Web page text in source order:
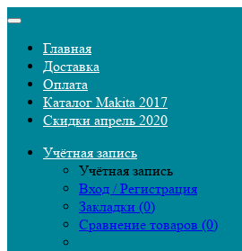
Главная
Доставка
Оплата
Каталог Makita 2017
Скидки апрель 2020
Учётная запись
Учётная запись
Вход / Регистрация
Закладки (0)
Сравнение товаров (0)